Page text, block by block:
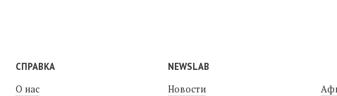
СПРАВКА
О нас
NEWSLAB
Новости